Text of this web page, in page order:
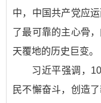
中，中国共产党应
了最可靠的主心骨
天覆地的历史巨变。
习近平强调，
民不懈奋斗，创造